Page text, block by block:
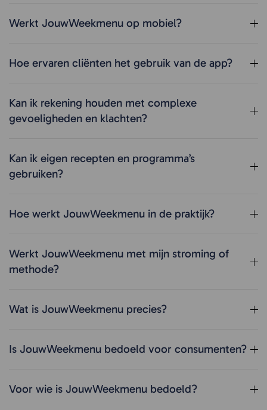
Werkt JouwWeekmenu op mobiel?
Hoe ervaren cliënten het gebruik van de app?
Kan ik rekening houden met complexe
gevoeligheden en klachten?
Kan ik eigen recepten en programma’s
gebruiken?
Hoe werkt JouwWeekmenu in de praktijk?
Werkt JouwWeekmenu met mijn stroming of
methode?
Wat is JouwWeekmenu precies?
Is JouwWeekmenu bedoeld voor consumenten?
Voor wie is JouwWeekmenu bedoeld?